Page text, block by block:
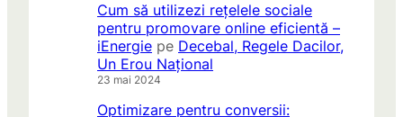
Cum să utilizezi rețelele sociale
pentru promovare online eficientă –
iEnergie pe Decebal, Regele Dacilor,
Un Erou Național
23 mai 2024
Optimizare pentru conversii: